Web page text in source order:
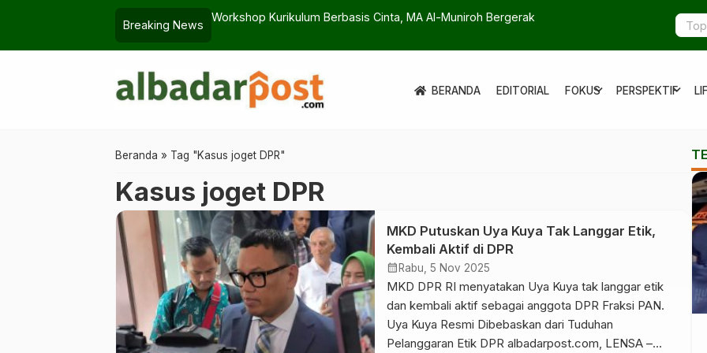
Breaking News
Workshop Kurikulum Berbasis Cinta, MA Al-Muniroh Bergerak Pemprov
BERANDA EDITORIAL FOKUS
expand_more PERSPEKTIF
expand_more
Beranda » Tag "Kasus joget DPR"
Kasus joget DPR
MKD Putuskan Uya Kuya Tak Langgar Etik,
Kembali Aktif di DPR
calendar_month Rabu, 5 Nov 2025
MKD DPR RI menyatakan Uya Kuya tak langgar etik
dan kembali aktif sebagai anggota DPR Fraksi PAN.
Uya Kuya Resmi Dibebaskan dari Tuduhan
Pelanggaran Etik DPR albadarpost.com, LENSA –